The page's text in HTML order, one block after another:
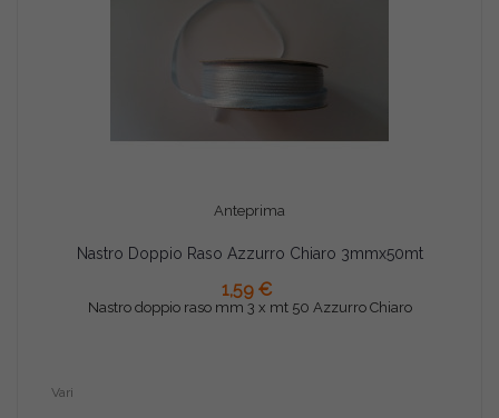
Anteprima
Nastro Doppio Raso Azzurro Chiaro 3mmx50mt
1,59 €
Nastro doppio raso mm 3 x mt 50 Azzurro Chiaro
AGGIUNGI AL CARRELLO
Vari